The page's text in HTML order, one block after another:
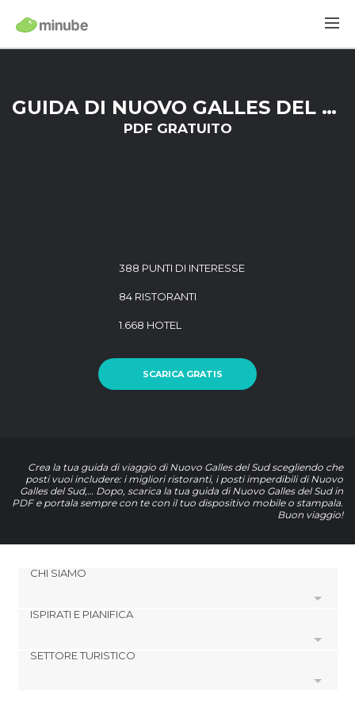
GUIDA DI NUOVO GALLES DEL SUD
PDF GRATUITO
388 PUNTI DI INTERESSE
84 RISTORANTI
1.668 HOTEL
SCARICA GRATIS
Crea la tua guida di viaggio di Nuovo Galles del Sud scegliendo che
posti vuoi includere: i migliori ristoranti, i posti imperdibili di Nuovo
Galles del Sud,… Dopo, scarica la tua guida di Nuovo Galles del Sud in
PDF e portala sempre con te con il tuo dispositivo mobile o stampala.
Buon viaggio!
CHI SIAMO
Cookies
ISPIRATI E PIANIFICA
footer@item_discovertips_anchor
SETTORE TURISTICO